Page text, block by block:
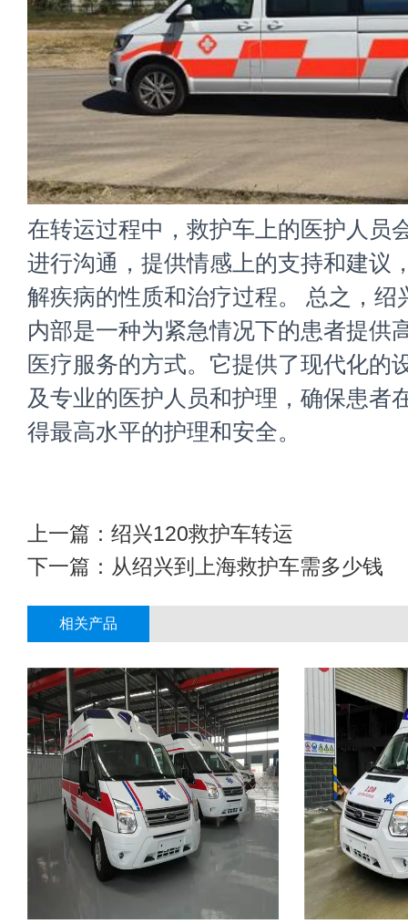
在转运过程中，救护车上的医护人员
进行沟通，提供情感上的支持和建议
解疾病的性质和治疗过程。 总之， 绍
内部是一种为紧急情况下的患者提供
医疗服务的方式。它提供了现代化的
及专业的医护人员和护理，确保患者
得最高水平的护理和安全。
上一篇： 绍兴120救护车转运
下一篇： 从绍兴到上海救护车需多少钱
相关产品